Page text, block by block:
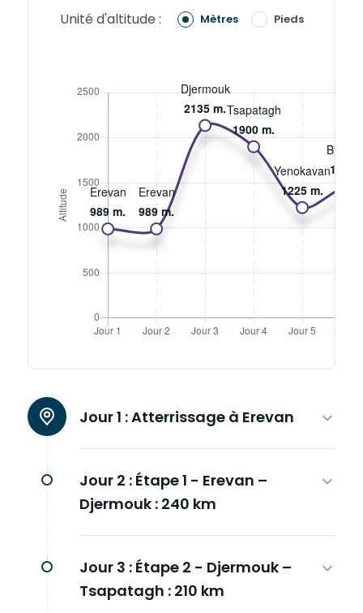
Unité d'altitude : Mètres Pieds
Jour 1 :Atterrissage à Erevan
Jour 2 : Étape 1 - Erevan –
Djermouk : 240 km
Jour 3 : Étape 2 - Djermouk –
Tsapatagh : 210 km